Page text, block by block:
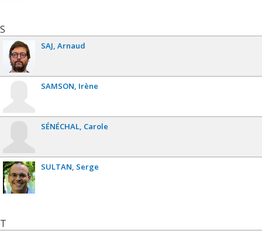
S
SAJ Arnaud
SAMSON Irène
SÉNÉCHAL Carole
SULTAN Serge
T